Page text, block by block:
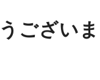
ござい